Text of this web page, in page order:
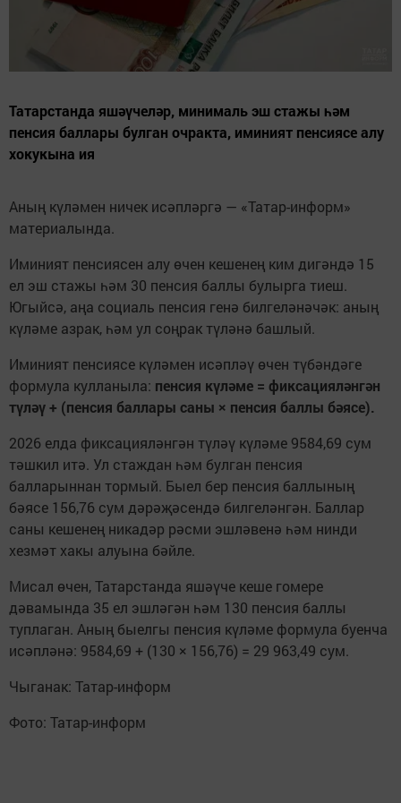
Татарстанда яшәүчеләр, минималь эш стажы һәм
пенсия баллары булган очракта, иминият пенсиясе алу
хокукына ия
Аның күләмен ничек исәпләргә — «Татар-информ»
материалында.
Иминият пенсиясен алу өчен кешенең ким дигәндә 15
ел эш стажы һәм 30 пенсия баллы булырга тиеш.
Югыйсә, аңа социаль пенсия генә билгеләнәчәк: аның
күләме азрак, һәм ул соңрак түләнә башлый.
Иминият пенсиясе күләмен исәпләү өчен түбәндәге
формула кулланыла: пенсия күләме = фиксацияләнгән
түләү + (пенсия баллары саны × пенсия баллы бәясе).
2026 елда фиксацияләнгән түләү күләме 9584,69 сум
тәшкил итә. Ул стаждан һәм булган пенсия
балларыннан тормый. Быел бер пенсия баллының
бәясе 156,76 сум дәрәҗәсендә билгеләнгән. Баллар
саны кешенең никадәр рәсми эшләвенә һәм нинди
хезмәт хакы алуына бәйле.
Мисал өчен, Татарстанда яшәүче кеше гомере
дәвамында 35 ел эшләгән һәм 130 пенсия баллы
туплаган. Аның быелгы пенсия күләме формула буенча
исәпләнә: 9584,69 + (130 × 156,76) = 29 963,49 сум.
Чыганак: Татар-информ
Фото: Татар-информ